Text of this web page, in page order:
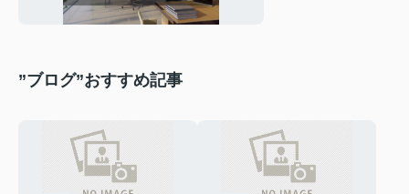
”ブログ”おすすめ記事